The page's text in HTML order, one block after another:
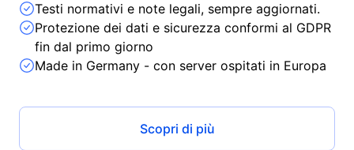
Testi normativi e note legali, sempre aggiornati.
Protezione dei dati e sicurezza conformi al GDPR
fin dal primo giorno
Made in Germany - con server ospitati in Europa
Scopri di più